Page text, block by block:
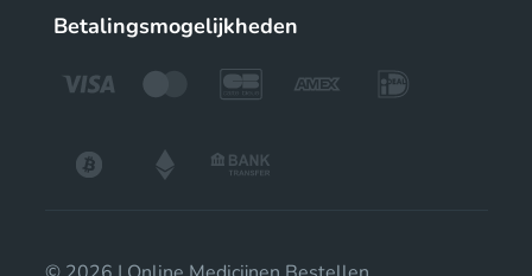
Betalingsmogelijkheden